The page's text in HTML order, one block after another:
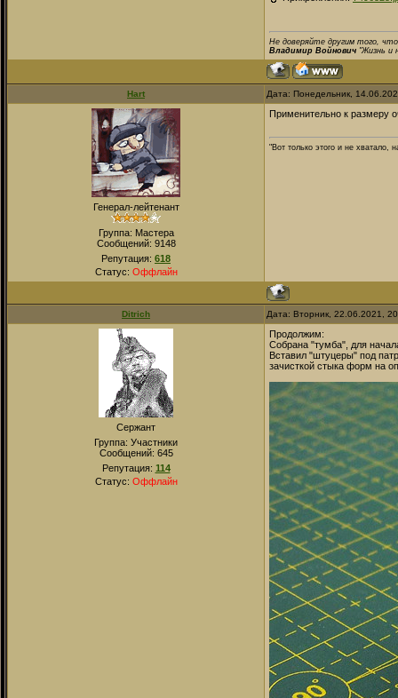
Не доверяйте другим того,
Владимир Войнович "Жизнь и
Hart Дата: Понедельник,
Генерал-лейтенант
Группа: Мастера
Сообщений: 9148
Репутация: 618
Статус: Оффлайн
Применительно к размеру
"Вот только этого и не
Ditrich Дата: Вторник, 22.06.2021,
Сержант
Группа: Участники
Сообщений: 645
Репутация: 114
Статус: Оффлайн
Продолжим:
Собрана "тумба", для
Вставил "штуцеры" под
зачисткой стыка форм на